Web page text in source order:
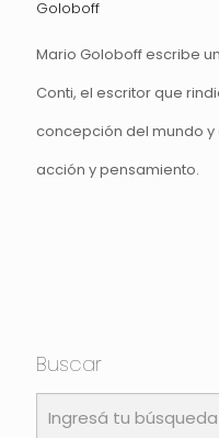
Goloboff
Mario Goloboff escribe
Conti, el escritor que
concepción del mundo y
acción y pensamiento.
Buscar